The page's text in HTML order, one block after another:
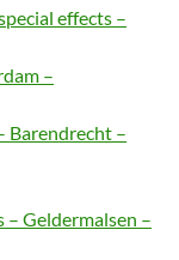
effects –
–
Barendrecht –
– Geldermalsen –